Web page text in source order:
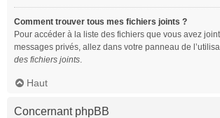
Comment trouver tous mes fichiers joints ?
Pour accéder à la liste des fichiers que vous avez
messages privés, allez dans votre panneau de
des fichiers joints.
Haut
Concernant phpBB